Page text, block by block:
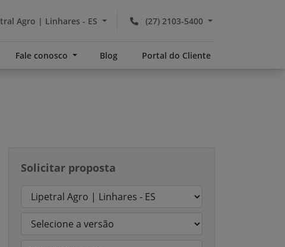
(27) 2103-5400
Agro | Linhares - ES
Fale conosco Blog Portal do Cliente
Solicitar proposta